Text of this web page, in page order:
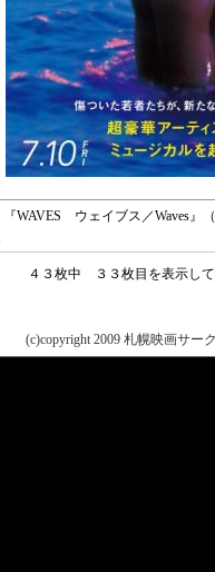
WAVES ウェイブス／Waves』（
４３枚中 ３３枚目を表示し
(c)copyright 2009 札幌映画サー